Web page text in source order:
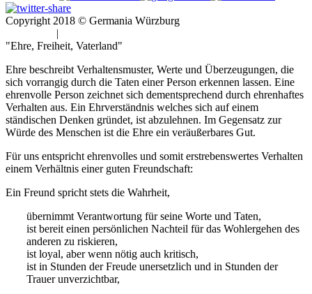
Copyright 2018 © Germania Würzburg
|
"Ehre, Freiheit, Vaterland"
Ehre beschreibt Verhaltensmuster, Werte und Überzeugungen, die
sich vorrangig durch die Taten einer Person erkennen lassen. Eine
ehrenvolle Person zeichnet sich dementsprechend durch ehrenhaftes
Verhalten aus. Ein Ehrverständnis welches sich auf einem
ständischen Denken gründet, ist abzulehnen. Im Gegensatz zur
Würde des Menschen ist die Ehre ein veräußerbares Gut.
Für uns entspricht ehrenvolles und somit erstrebenswertes Verhalten
einem Verhältnis einer guten Freundschaft:
Ein Freund spricht stets die Wahrheit,
übernimmt Verantwortung für seine Worte und Taten,
ist bereit einen persönlichen Nachteil für das Wohlergehen des
anderen zu riskieren,
ist loyal, aber wenn nötig auch kritisch,
ist in Stunden der Freude unersetzlich und in Stunden der
Trauer unverzichtbar,